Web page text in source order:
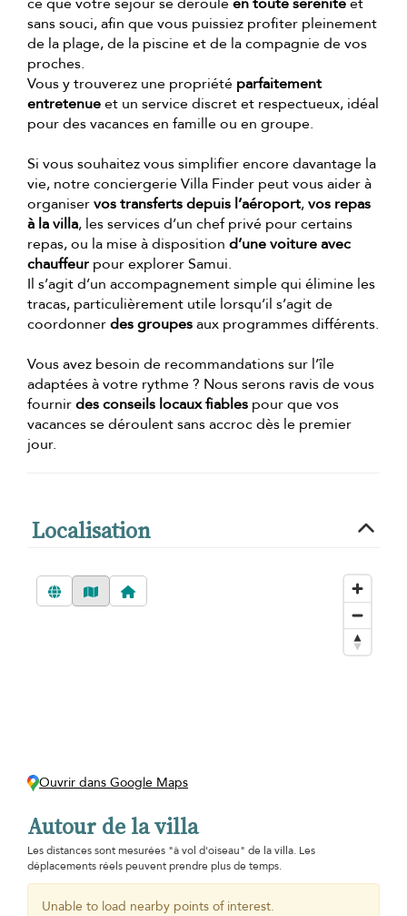
sans souci, afin que vous puissiez profiter pleinement
de la plage, de la piscine et de la compagnie de vos
proches.
Vous y trouverez une propriété parfaitement
entretenueet un service discret et respectueux, idéal
pour des vacances en famille ou en groupe.
Si vous souhaitez vous simplifier encore davantage la
vie, notre conciergerie Villa Finder peut vous aider à
organiservos transferts depuis l’aéroport,vos repas
à la villa, les services d’un chef privé pour certains
repas, ou la mise à disposition d’une voiture avec
chauffeur pour explorer Samui.
Il s’agit d’un accompagnement simple qui élimine les
tracas, particulièrement utile lorsqu’il s’agit de
coordonnerdes groupesaux programmes différents.
Vous avez besoin de recommandations sur l’île
adaptées à votre rythme ? Nous serons ravis de vous
fournirdes conseils locaux fiables pour que vos
vacances se déroulent sans accroc dès le premier
jour.
Localisation
Ouvrir dans Google Maps
Autour de la villa
Les distances sont mesurées "à vol d'oiseau" de la villa. Les
déplacements réels peuvent prendre plus de temps.
Unable to load nearby points of interest.